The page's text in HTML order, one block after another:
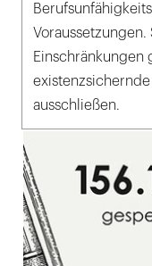
ausschließen.